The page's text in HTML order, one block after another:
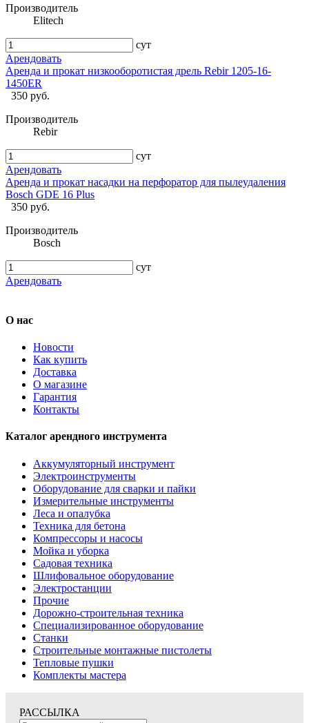
Производитель
Elitech
сут
Арендовать
Аренда и прокат низкооборотистая дрель Rebir 1205-16-
1450ER
350 руб.
Производитель
Rebir
сут
Арендовать
Аренда и прокат насадки на перфоратор для пылеудаления
Bosch GDE 16 Plus
350 руб.
Производитель
Bosch
сут
Арендовать
О нас
Новости
Как купить
Доставка
О магазине
Гарантия
Контакты
Каталог арендного инструмента
Аккумуляторный инструмент
Электроинструменты
Оборудование для сварки и пайки
Измерительные инструменты
Леса и опалубка
Техника для бетона
Компрессоры и насосы
Мойка и уборка
Садовая техника
Шлифовальное оборудование
Электростанции
Прочие
Дорожно-строительная техника
Специализированное оборудование
Станки
Строительные монтажные пистолеты
Тепловые пушки
Комплекты мастера
РАССЫЛКА